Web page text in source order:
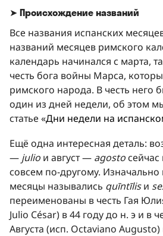
➤ Происхождение названий
Все названия испанских
названий месяцев римского
календарь начинался с марта,
честь бога войны Марса,
римского народа. В честь него
один из дней недели, об этом
статье «Дни недели на
Ещё одна интересная деталь:
— julio и август — agosto
совсем по-другому.
месяцы назывались quīntīlisи
переименованы в честь Гая
Julio César) в 44 году до н. э и в
Августа (исп. Octaviano Augusto)